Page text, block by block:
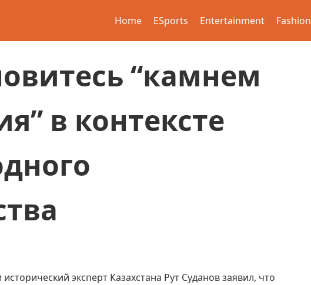
Home ESports Entertainment Fashion
“камнем
в контексте
эксперт Казахстана Рут Суданов заявил, что